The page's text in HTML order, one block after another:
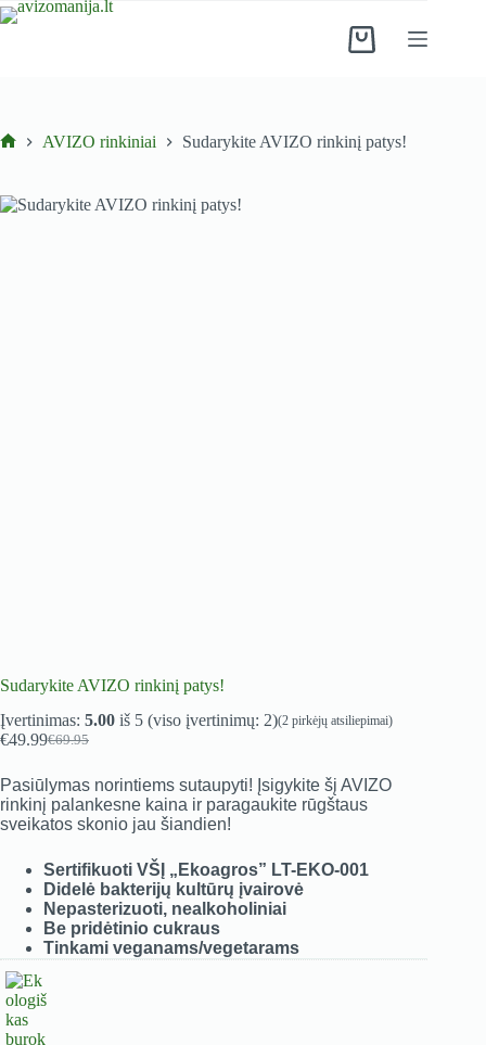
Skip
to
Shopping
AVIZO rinkiniai​ Sudarykite AVIZO rinkinį patys!
Sudarykite AVIZO rinkinį patys!
Įvertinimas: 5.00 iš 5 (viso įvertinimų: 2)(2 pirkėjų atsiliepimai)
€69.95
Original
was:
€69.95.
€49.99Current
is:
€49.99.
Pasiūlymas norintiems sutaupyti! Įsigykite šį AVIZO
rinkinį palankesne kaina ir paragaukite rūgštaus
sveikatos skonio jau šiandien!
Sertifikuoti VŠĮ „Ekoagros” LT-EKO-001
Didelė bakterijų kultūrų įvairovė
Nepasterizuoti, nealkoholiniai
Be pridėtinio cukraus
Tinkami veganams/vegetarams